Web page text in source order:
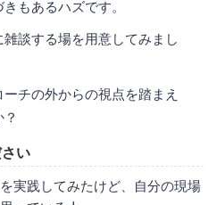
もあるハズです。
談する場を用意してみまし
チの外からの視点を踏まえ
い
実践してみたけど、自分の現場